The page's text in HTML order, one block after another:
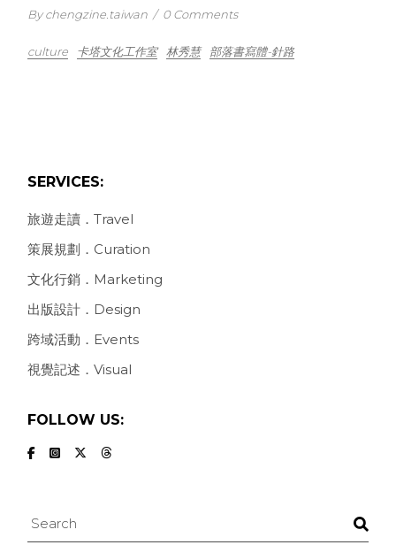
By chengzine.taiwan / 0 Comments
culture 卡塔文化工作室 林秀慧 部落書寫體-針路
SERVICES:
旅遊走讀．Travel
策展規劃．Curation
文化行銷．Marketing
出版設計．Design
跨域活動．Events
視覺記述．Visual
FOLLOW US:
Search